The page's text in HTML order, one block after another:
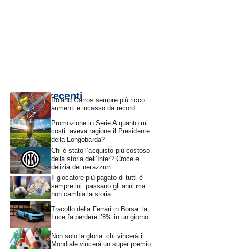
Articoli recentiRoland Garros sempre più ricco:
aumenti e incasso da record
Promozione in Serie A quanto mi
costi: aveva ragione il Presidente
della Longobarda?
Chi è stato l’acquisto più costoso
della storia dell’Inter? Croce e
delizia dei nerazzurri
Il giocatore più pagato di tutti è
sempre lui: passano gli anni ma
non cambia la storia
Tracollo della Ferrari in Borsa: la
Luce fa perdere l’8% in un giorno
Non solo la gloria: chi vincerà il
Mondiale vincerà un super premio